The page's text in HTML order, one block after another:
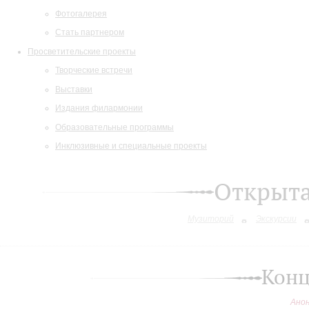
Фотогалерея
Стать партнером
Просветительские проекты
Творческие встречи
Выставки
Издания филармонии
Образовательные программы
Инклюзивные и специальные проекты